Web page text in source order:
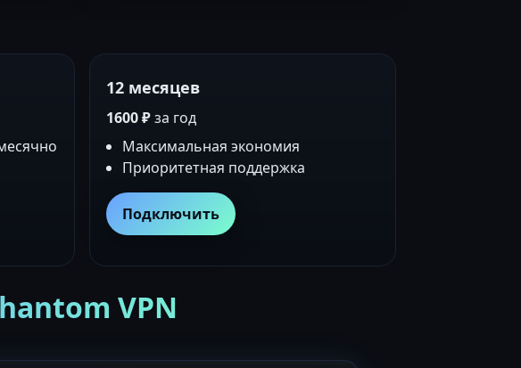
12 месяцев
1600 ₽за год
Максимальная экономия
Приоритетная поддержка
Подключить
VPN